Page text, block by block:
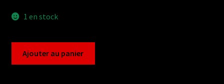
1 en stock
Ajouter au panier